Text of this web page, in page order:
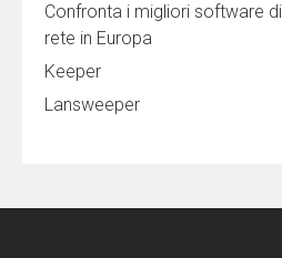
Confronta i migliori software
rete in Europa
Keeper
Lansweeper